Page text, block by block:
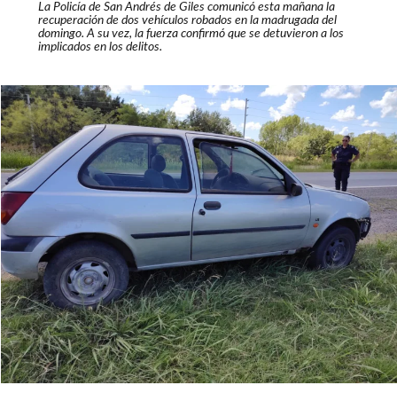
La Policía de San Andrés de Giles comunicó esta mañana la
recuperación de dos vehículos robados en la madrugada del
domingo. A su vez, la fuerza confirmó que se detuvieron a los
implicados en los delitos.